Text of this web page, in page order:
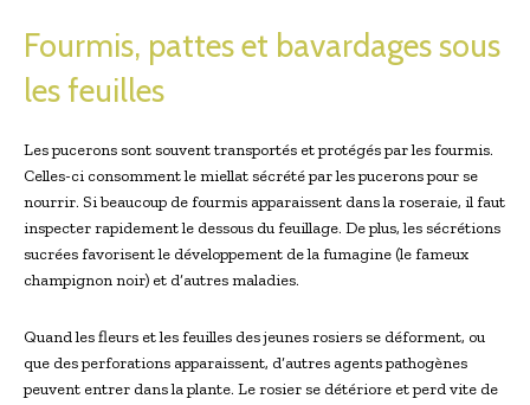
Fourmis, pattes et bavardages sous
les feuilles
Les pucerons sont souvent transportés et protégés par les fourmis.
Celles-ci consomment le miellat sécrété par les pucerons pour se
nourrir. Si beaucoup de fourmis apparaissent dans la roseraie, il faut
inspecter rapidement le dessous du feuillage. De plus, les sécrétions
sucrées favorisent le développement de la fumagine (le fameux
champignon noir) et d’autres maladies.
Quand les fleurs et les feuilles des jeunes rosiers se déforment, ou
que des perforations apparaissent, d’autres agents pathogènes
peuvent entrer dans la plante. Le rosier se détériore et perd vite de